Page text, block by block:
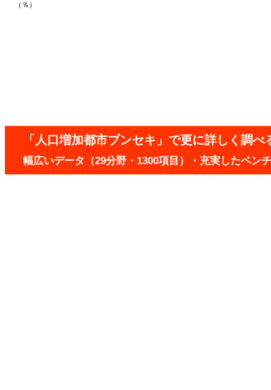
（％）
「人口増加都市ブンセキ」で更に詳しく調べ
幅広いデータ（29分野・1300項目）・充実したベン